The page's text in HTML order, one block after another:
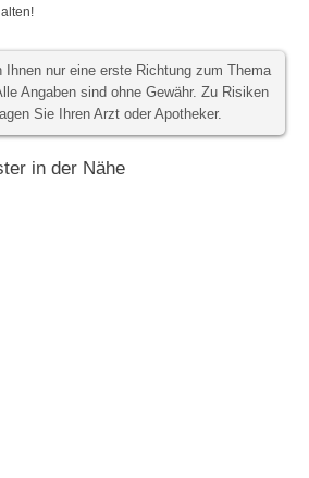
Ihnen nur eine erste Richtung zum Thema
Angaben sind ohne Gewähr. Zu Risiken
Sie Ihren Arzt oder Apotheker.
in der Nähe